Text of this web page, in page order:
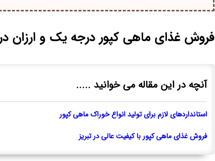
فروش غذای ماهی کپور درجه یک و ارزان در
آنچه در این مقاله می خوانید .....
استانداردهای لازم برای تولید انواع خوراک ماهی کپور
فروش غذای ماهی کپور با کیفیت عالی در تبریز